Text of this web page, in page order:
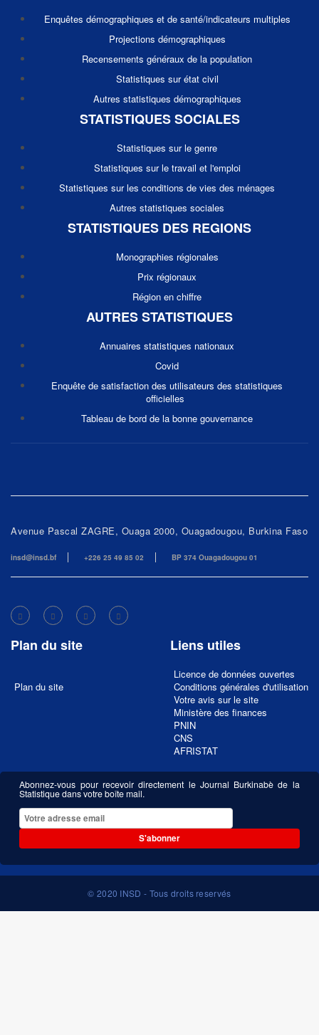
Enquêtes démographiques et de santé/indicateurs multiples
Projections démographiques
Recensements généraux de la population
Statistiques sur état civil
Autres statistiques démographiques
STATISTIQUES SOCIALES
Statistiques sur le genre
Statistiques sur le travail et l'emploi
Statistiques sur les conditions de vies des ménages
Autres statistiques sociales
STATISTIQUES DES REGIONS
Monographies régionales
Prix régionaux
Région en chiffre
AUTRES STATISTIQUES
Annuaires statistiques nationaux
Covid
Enquête de satisfaction des utilisateurs des statistiques
officielles
Tableau de bord de la bonne gouvernance
Avenue Pascal ZAGRE, Ouaga 2000, Ouagadougou, Burkina Faso
insd@insd.bf +226 25 49 85 02 BP 374 Ouagadougou 01
Plan du site
Plan du site
Liens utiles
Licence de données ouvertes
Conditions générales d'utilisation
Votre avis sur le site
Ministère des finances
PNIN
CNS
AFRISTAT
Abonnez-vous pour recevoir directement le Journal Burkinabè de la
Statistique dans votre boîte mail.
S'abonner
© 2020 INSD - Tous droits reservés